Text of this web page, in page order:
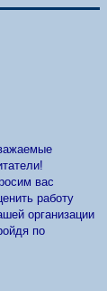
вас
работу
организации
по